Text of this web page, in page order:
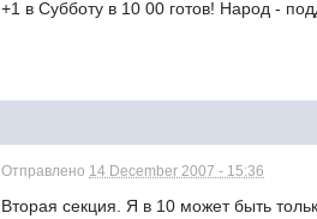
+1 в Субботу в 10 00 готов! Народ -
Отправлено 14 December 2007 - 15:36
Вторая секция. Я в 10 может быть